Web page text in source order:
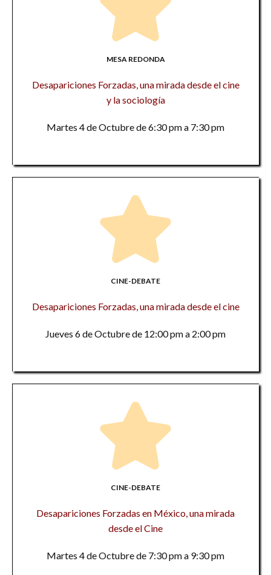
MESA REDONDA
Desapariciones Forzadas, una mirada desde el cine
y la sociología
Martes 4 de Octubre de 6:30 pm a 7:30 pm
CINE-DEBATE
Desapariciones Forzadas, una mirada desde el cine
Jueves 6 de Octubre de 12:00 pm a 2:00 pm
CINE-DEBATE
Desapariciones Forzadas en México, una mirada
desde el Cine
Martes 4 de Octubre de 7:30 pm a 9:30 pm